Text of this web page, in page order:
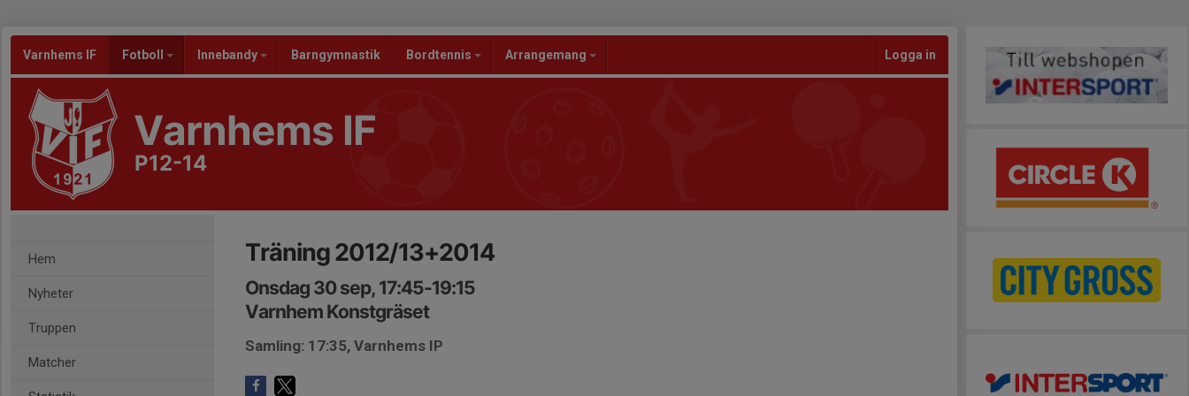
Varnhems IF Fotboll Innebandy Barngymnastik Bordtennis Arrangemang Logga in
Varnhems IF
P12-14
Hem
Nyheter
Truppen
Matcher
Träning 2012/13+2014
Onsdag 30 sep, 17:45-19:15
Varnhem Konstgräset
Samling: 17:35, Varnhems IP